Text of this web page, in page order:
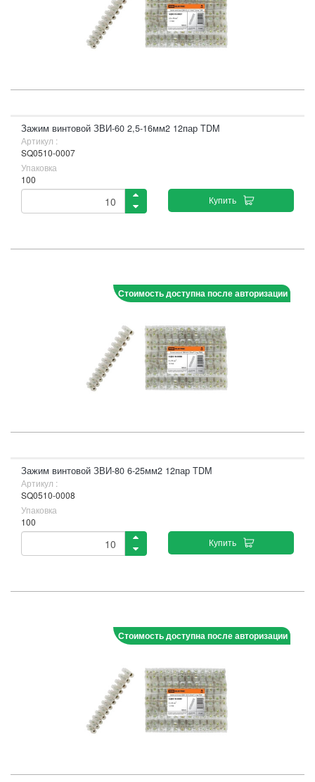
Зажим винтовой ЗВИ-60 2,5-16мм2 12пар TDM
Артикул :
SQ0510-0007
Упаковка
100
Купить
Стоимость доступна после авторизации
Зажим винтовой ЗВИ-80 6-25мм2 12пар TDM
Артикул :
SQ0510-0008
Упаковка
100
Купить
Стоимость доступна после авторизации